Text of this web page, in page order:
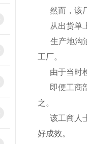
然而，该
从出货单
生产地沟
工厂。
由于当时
即便工商
之。
该工商人
好成效。